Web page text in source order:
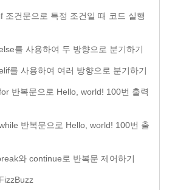
조건문으로 특정 조건일 때 코드 실행
를 사용하여 두 방향으로 분기하기
를 사용하여 여러 방향으로 분기하기
반복문으로 Hello, world! 100번 출력
반복문으로 Hello, world! 100번 출
와 continue로 반복문 제어하기